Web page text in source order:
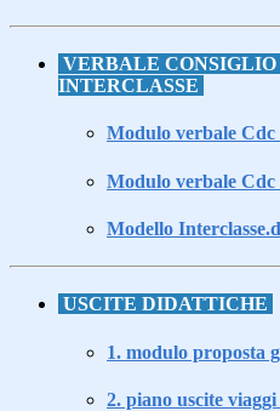
VERBALE CONSIGLIO
INTERCLASSE
Modulo verbale
Modulo verbale
Modello
USCITE DIDATTICHE
1. modulo proposta
2. piano uscite